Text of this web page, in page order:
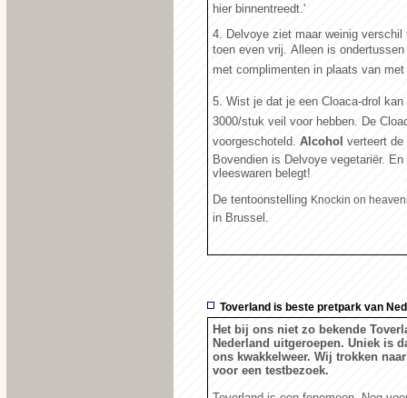
hier binnentreedt.'
4. Delvoye ziet maar weinig
toen even vrij. Alleen is
met complimenten in plaats van met
5. Wist je dat je een Cloaca-drol
3000/stuk veil voor hebben. De
voorgeschoteld. Alcohol verteert
Bovendien is Delvoye vegetariër.
vleeswaren belegt!
De tentoonstelling Knockin on
in Brussel.
Toverland is beste pretpark van
Het bij ons niet zo bekende
Nederland uitgeroepen. Uniek is
ons kwakkelweer. Wij trokken
voor een testbezoek.